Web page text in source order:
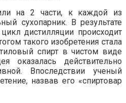
на 2 части, к каждой из
сухопарник. В результате
дистилляции происходит
такого изобретения стала
спирт в чистом виде
оказалась действительно
Впоследствии ученый
назвав его «спиртовар